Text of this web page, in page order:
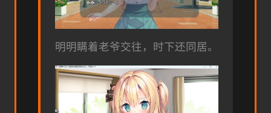
明明瞒着老爷交往，时下还同居。